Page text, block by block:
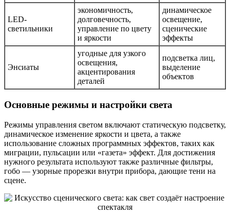
LED-
светильники
экономичность,
долговечность,
управление по цвету
и яркости
динамическое
освещение,
сценические
эффекты
Энсиаты
угодные для узкого
освещения,
акцентирования
деталей
подсветка лиц,
выделение
объектов
Основные режимы и настройки света
Режимы управления светом включают статическую подсветку,
динамическое изменение яркости и цвета, а также
использование сложных программных эффектов, таких как
миграции, пульсации или «газета» эффект. Для достижения
нужного результата используют также различные фильтры,
гобо — узорные прорезки внутри прибора, дающие тени на
сцене.